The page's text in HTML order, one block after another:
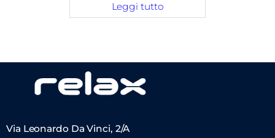
Leggi tutto
Via Leonardo Da Vinci, 2/A